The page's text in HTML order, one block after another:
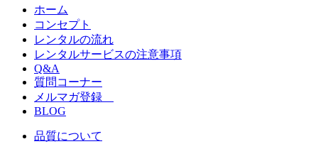
ホーム
コンセプト
レンタルの流れ
レンタルサービスの注意事項
Q&A
質問コーナー
メルマガ登録
BLOG
品質について